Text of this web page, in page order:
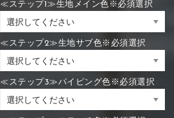
≪ステップ1≫生地メイン色※必須選択
≪ステップ2≫生地サブ色※必須選択
≪ステップ3≫パイピング色※必須選択